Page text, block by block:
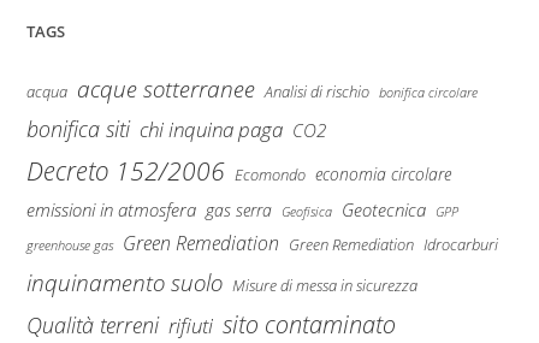
TAGS
acqua acque sotterranee Analisi di rischio bonifica circolare
bonifica siti chi inquina paga CO2
Decreto 152/2006 Ecomondo economia circolare
emissioni in atmosfera gas serra Geofisica Geotecnica GPP
greenhouse gas Green Remediation Green Remediation Idrocarburi
inquinamento suolo Misure di messa in sicurezza
Qualità terreni rifiuti sito contaminato